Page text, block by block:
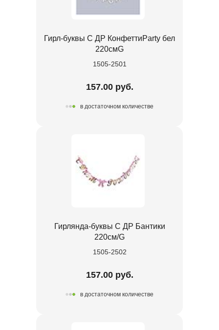
Гирл-буквы С ДР КонфеттиParty бел
220смG
1505-2501
157.00 руб.
в достаточном количестве
Гирлянда-буквы С ДР Бантики
220см/G
1505-2502
157.00 руб.
в достаточном количестве